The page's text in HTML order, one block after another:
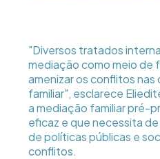
"Diversos tratados
mediação como meio de
amenizar os conflitos
familiar", esclarece
a mediação familiar pré-
eficaz e que necessita
de políticas públicas e
conflitos.